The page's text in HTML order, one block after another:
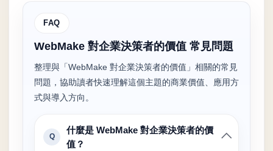
FAQ
WebMake 對企業決策者的價值 常見問題
整理與「WebMake 對企業決策者的價值」相關的常見
問題，協助讀者快速理解這個主題的商業價值、應用方
式與導入方向。
Q
什麼是 WebMake 對企業決策者的價
值？